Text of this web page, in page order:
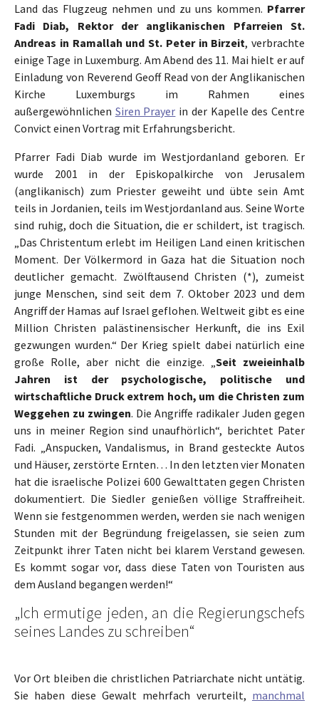
Land das Flugzeug nehmen und zu uns kommen. Pfarrer
Fadi Diab, Rektor der anglikanischen Pfarreien St.
Andreas in Ramallah und St. Peter in Birzeit, verbrachte
einige Tage in Luxemburg. Am Abend des 11. Mai hielt er auf
Einladung von Reverend Geoff Read von der Anglikanischen
Kirche Luxemburgs im Rahmen eines
außergewöhnlichen Siren Prayer in der Kapelle des Centre
Convict einen Vortrag mit Erfahrungsbericht.
Pfarrer Fadi Diab wurde im Westjordanland geboren. Er
wurde 2001 in der Episkopalkirche von Jerusalem
(anglikanisch) zum Priester geweiht und übte sein Amt
teils in Jordanien, teils im Westjordanland aus. Seine Worte
sind ruhig, doch die Situation, die er schildert, ist tragisch.
„Das Christentum erlebt im Heiligen Land einen kritischen
Moment. Der Völkermord in Gaza hat die Situation noch
deutlicher gemacht. Zwölftausend Christen (*), zumeist
junge Menschen, sind seit dem 7. Oktober 2023 und dem
Angriff der Hamas auf Israel geflohen. Weltweit gibt es eine
Million Christen palästinensischer Herkunft, die ins Exil
gezwungen wurden.“ Der Krieg spielt dabei natürlich eine
große Rolle, aber nicht die einzige. „Seit zweieinhalb
Jahren ist der psychologische, politische und
wirtschaftliche Druck extrem hoch, um die Christen zum
Weggehen zu zwingen. Die Angriffe radikaler Juden gegen
uns in meiner Region sind unaufhörlich“, berichtet Pater
Fadi. „Anspucken, Vandalismus, in Brand gesteckte Autos
und Häuser, zerstörte Ernten… In den letzten vier Monaten
hat die israelische Polizei 600 Gewalttaten gegen Christen
dokumentiert. Die Siedler genießen völlige Straffreiheit.
Wenn sie festgenommen werden, werden sie nach wenigen
Stunden mit der Begründung freigelassen, sie seien zum
Zeitpunkt ihrer Taten nicht bei klarem Verstand gewesen.
Es kommt sogar vor, dass diese Taten von Touristen aus
dem Ausland begangen werden!“
„Ich ermutige jeden, an die Regierungschefs
seines Landes zu schreiben“
Vor Ort bleiben die christlichen Patriarchate nicht untätig.
Sie haben diese Gewalt mehrfach verurteilt, manchmal